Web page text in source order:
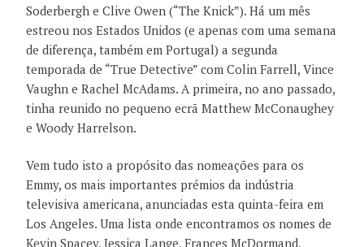
Soderbergh e Clive Owen (“The Knick”). Há um mês
estreou nos Estados Unidos (e apenas com uma semana
de diferença, também em Portugal) a segunda
temporada de “True Detective” com Colin Farrell, Vince
Vaughn e Rachel McAdams. A primeira, no ano passado,
tinha reunido no pequeno ecrã Matthew McConaughey
e Woody Harrelson.
Vem tudo isto a propósito das nomeações para os
Emmy, os mais importantes prémios da indústria
televisiva americana, anunciadas esta quinta-feira em
Los Angeles. Uma lista onde encontramos os nomes de
Kevin Spacey, Jessica Lange, Frances McDormand,